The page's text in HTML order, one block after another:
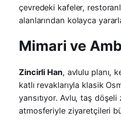
çevredeki kafeler,
alanlarından kolayca
Mimari ve
Zincirli Han, avlulu planı,
katlı revaklarıyla klasik
yansıtıyor. Avlu, taş
atmosferiyle ziyaretçileri